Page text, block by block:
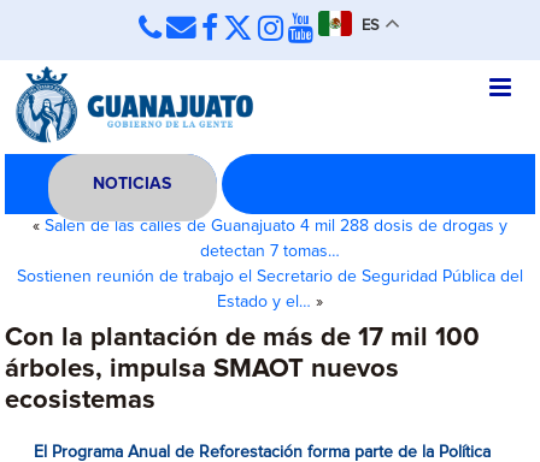
ES
NOTICIAS
« Salen de las calles de Guanajuato 4 mil 288 dosis de drogas y
detectan 7 tomas…
Sostienen reunión de trabajo el Secretario de Seguridad Pública del
Estado y el… »
Con la plantación de más de 17 mil 100
árboles, impulsa SMAOT nuevos
ecosistemas
El Programa Anual de Reforestación forma parte de la Política